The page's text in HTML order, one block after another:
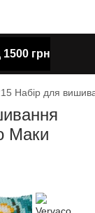
грн
Набір для
Маки